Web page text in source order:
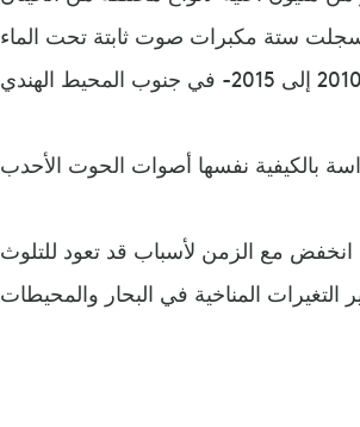
ستة مكبرات صوت ثابتة تحت الماء
انخفض مع الزمن لأسباب قد تعود للتلوث